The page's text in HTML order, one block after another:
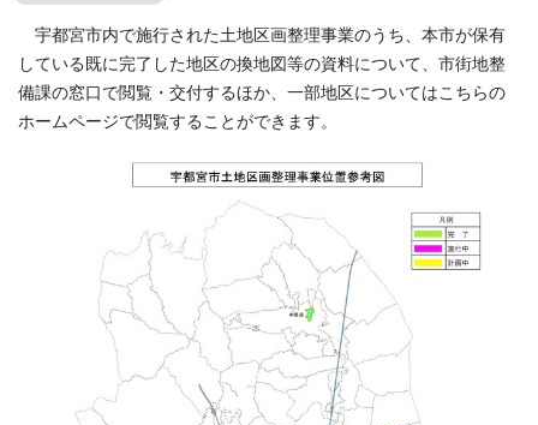
宇都宮市内で施行された土地区画整理事業のうち、本市が保有
している既に完了した地区の換地図等の資料について、市街地整
備課の窓口で閲覧・交付するほか、一部地区についてはこちらの
ホームページで閲覧することができます。